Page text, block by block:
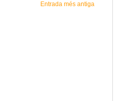
Entrada més antiga